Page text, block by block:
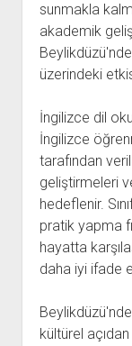
sunmakla
akademik
üzerindeki
İngilizce dil
İngilizce
tarafından
geliştirmeleri
hedeflenir.
pratik yapma
hayatta
daha iyi ifade
kültürel